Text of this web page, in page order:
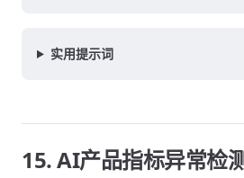
实用提示词
15. AI产品指标异常检